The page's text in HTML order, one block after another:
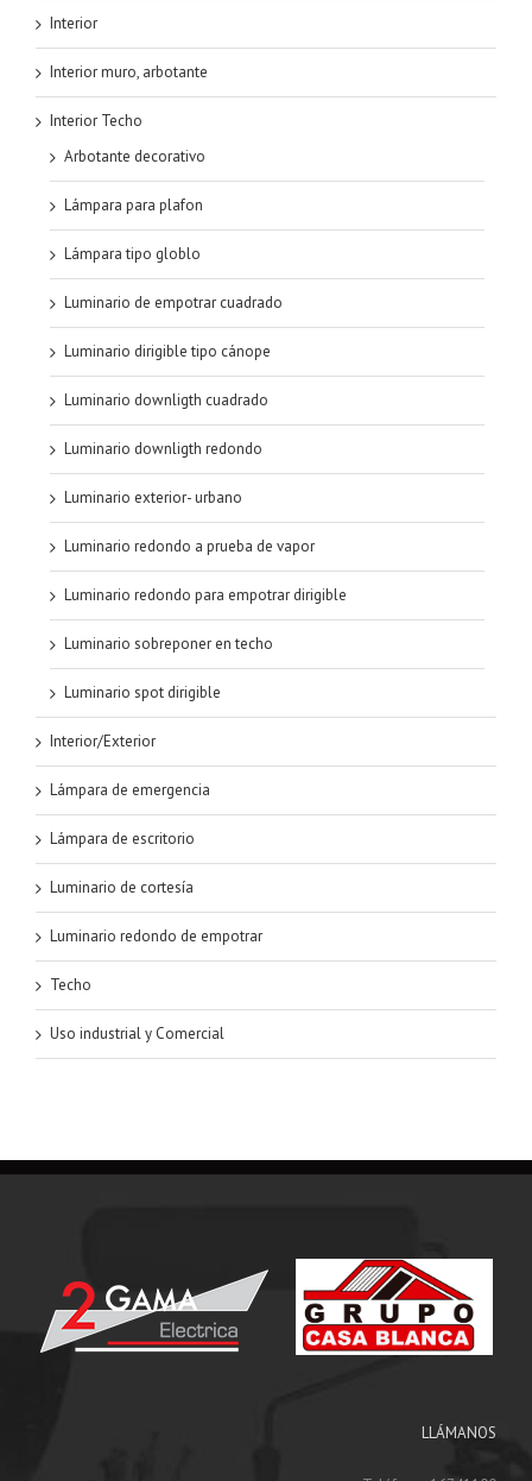
Interior
Interior muro, arbotante
Interior Techo
Arbotante decorativo
Lámpara para plafon
Lámpara tipo globlo
Luminario de empotrar cuadrado
Luminario dirigible tipo cánope
Luminario downligth cuadrado
Luminario downligth redondo
Luminario exterior- urbano
Luminario redondo a prueba de vapor
Luminario redondo para empotrar dirigible
Luminario sobreponer en techo
Luminario spot dirigible
Interior/Exterior
Lámpara de emergencia
Lámpara de escritorio
Luminario de cortesía
Luminario redondo de empotrar
Techo
Uso industrial y Comercial
LLÁMANOS